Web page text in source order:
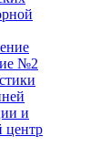
№2
и
центр